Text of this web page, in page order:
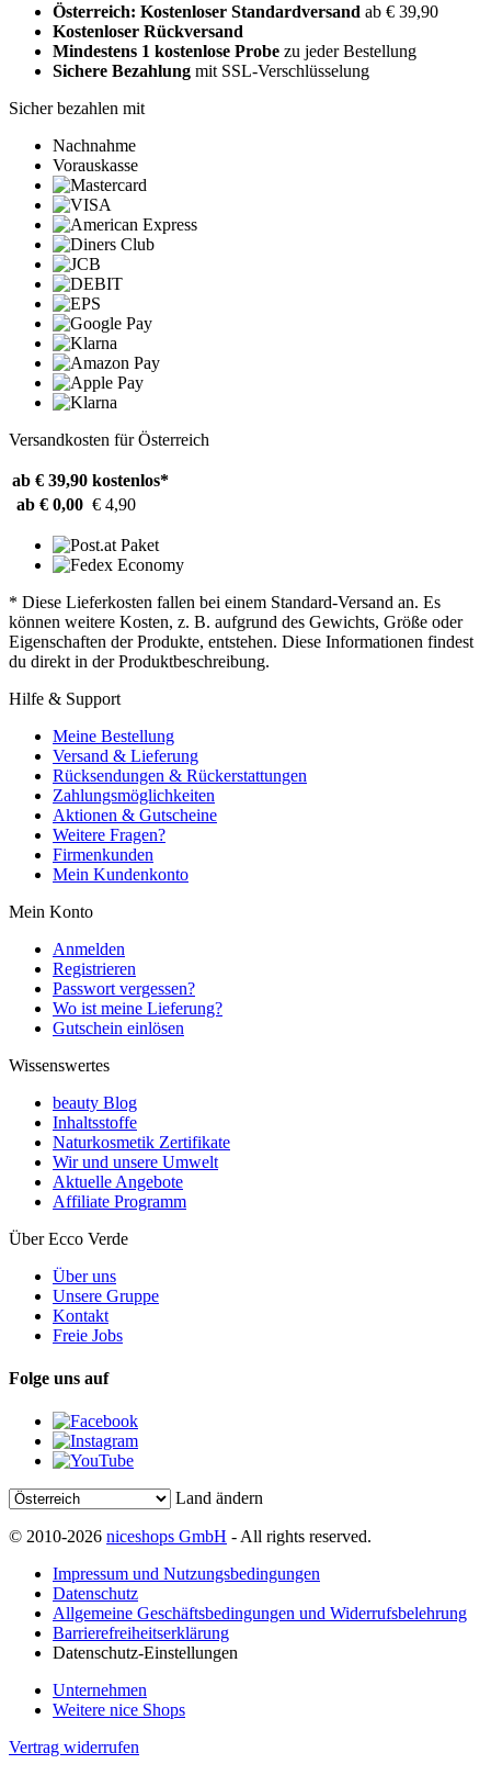
Österreich: Kostenloser Standardversand ab € 39,90
Kostenloser Rückversand
Mindestens 1 kostenlose Probe zu jeder Bestellung
Sichere Bezahlung mit SSL-Verschlüsselung
Sicher bezahlen mit
Nachnahme
Vorauskasse
Versandkosten für Österreich
ab € 39,90 kostenlos*
ab € 0,00 € 4,90
* Diese Lieferkosten fallen bei einem Standard-Versand an. Es
können weitere Kosten, z. B. aufgrund des Gewichts, Größe oder
Eigenschaften der Produkte, entstehen. Diese Informationen findest
du direkt in der Produktbeschreibung.
Hilfe & Support
Meine Bestellung
Versand & Lieferung
Rücksendungen & Rückerstattungen
Zahlungsmöglichkeiten
Aktionen & Gutscheine
Weitere Fragen?
Firmenkunden
Mein Kundenkonto
Mein Konto
Anmelden
Registrieren
Passwort vergessen?
Wo ist meine Lieferung?
Gutschein einlösen
Wissenswertes
beauty Blog
Inhaltsstoffe
Naturkosmetik Zertifikate
Wir und unsere Umwelt
Aktuelle Angebote
Affiliate Programm
Über Ecco Verde
Über uns
Unsere Gruppe
Kontakt
Freie Jobs
Folge uns auf
Land ändern
© 2010-2026 niceshops GmbH - All rights reserved.
Impressum und Nutzungsbedingungen
Datenschutz
Allgemeine Geschäftsbedingungen und Widerrufsbelehrung
Barrierefreiheitserklärung
Datenschutz-Einstellungen
Unternehmen
Weitere nice Shops
Vertrag widerrufen